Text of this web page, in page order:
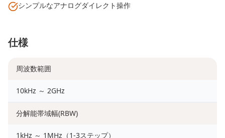
シンプルなアナログダイレクト操作
仕様
周波数範囲
10kHz ～ 2GHz
分解能帯域幅(RBW)
1kHz ～ 1MHz（1-3ステップ）